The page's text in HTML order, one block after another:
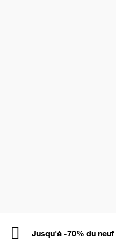
Jusqu'à -70% du neuf